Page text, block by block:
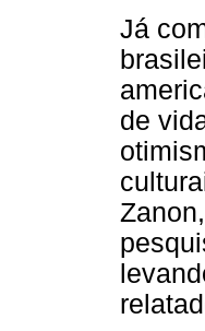
Já
de